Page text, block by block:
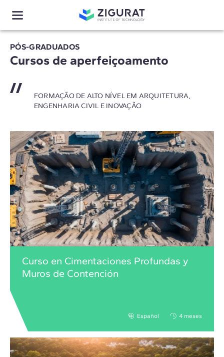
PÓS-GRADUADOS
Cursos de aperfeiçoamento
FORMAÇÃO DE ALTO NÍVEL EM ARQUITETURA,
ENGENHARIA CIVIL E INOVAÇÃO
Curso en Cimentaciones Profundas y
Muros de Contención
Español 4 meses